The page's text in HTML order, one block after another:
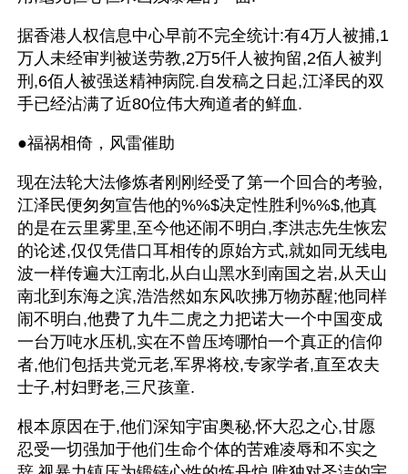
据香港人权信息中心早前不完全统计:有4万人被捕,1
万人未经审判被送劳教,2万5仟人被拘留,2佰人被判
刑,6佰人被强送精神病院.自发稿之日起,江泽民的双
手已经沾满了近80位伟大殉道者的鲜血.
●福祸相倚，风雷催助
现在法轮大法修炼者刚刚经受了第一个回合的考验,
江泽民便匆匆宣告他的%%$决定性胜利%%$,他真
的是在云里雾里,至今他还闹不明白,李洪志先生恢宏
的论述,仅仅凭借口耳相传的原始方式,就如同无线电
波一样传遍大江南北,从白山黑水到南国之岩,从天山
南北到东海之滨,浩浩然如东风吹拂万物苏醒;他同样
闹不明白,他费了九牛二虎之力把诺大一个中国变成
一台万吨水压机,实在不曾压垮哪怕一个真正的信仰
者,他们包括共党元老,军界将校,专家学者,直至农夫
士子,村妇野老,三尺孩童.
根本原因在于,他们深知宇宙奥秘,怀大忍之心,甘愿
忍受一切强加于他们生命个体的苦难凌辱和不实之